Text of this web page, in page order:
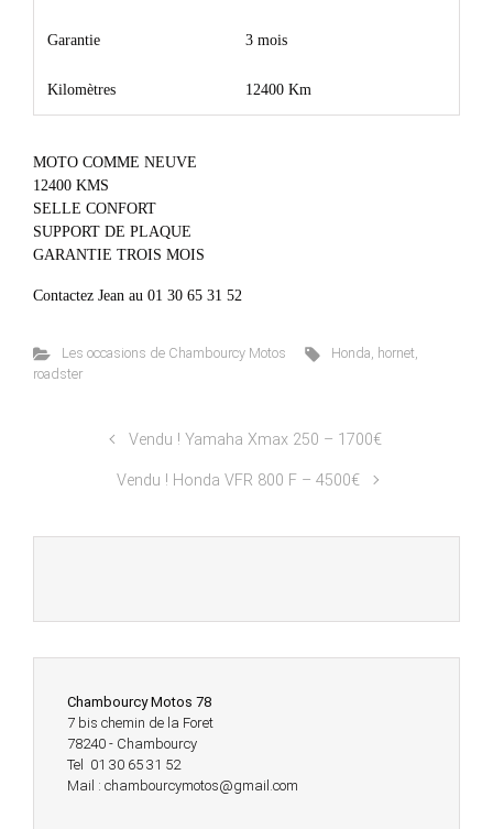
Garantie 3 mois
Kilomètres 12400 Km
MOTO COMME NEUVE
12400 KMS
SELLE CONFORT
SUPPORT DE PLAQUE
GARANTIE TROIS MOIS
Contactez Jean au 01 30 65 31 52
Les occasions de Chambourcy Motos Honda, hornet,
roadster
Vendu ! Yamaha Xmax 250 – 1700€
Vendu ! Honda VFR 800 F – 4500€
Chambourcy Motos 78
7 bis chemin de la Foret
78240 - Chambourcy
Tel 01 30 65 31 52
Mail : chambourcymotos@gmail.com